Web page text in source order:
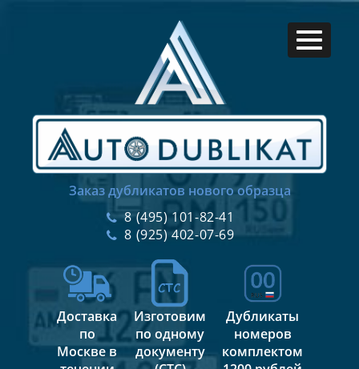
Заказ дубликатов нового образца
8 (495) 101-82-41
8 (925) 402-07-69
Доставка
по
Москве в
Изготовим
по одному
документу
Дубликаты
номеров
комплектом